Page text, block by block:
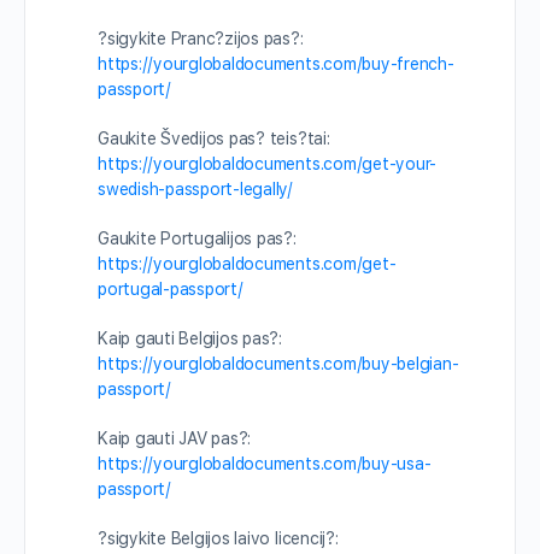
?sigykite Pranc?zijos pas?:
https://yourglobaldocuments.com/buy-french-
passport/
Gaukite Švedijos pas? teis?tai:
https://yourglobaldocuments.com/get-your-
swedish-passport-legally/
Gaukite Portugalijos pas?:
https://yourglobaldocuments.com/get-
portugal-passport/
Kaip gauti Belgijos pas?:
https://yourglobaldocuments.com/buy-belgian-
passport/
Kaip gauti JAV pas?:
https://yourglobaldocuments.com/buy-usa-
passport/
?sigykite Belgijos laivo licencij?: